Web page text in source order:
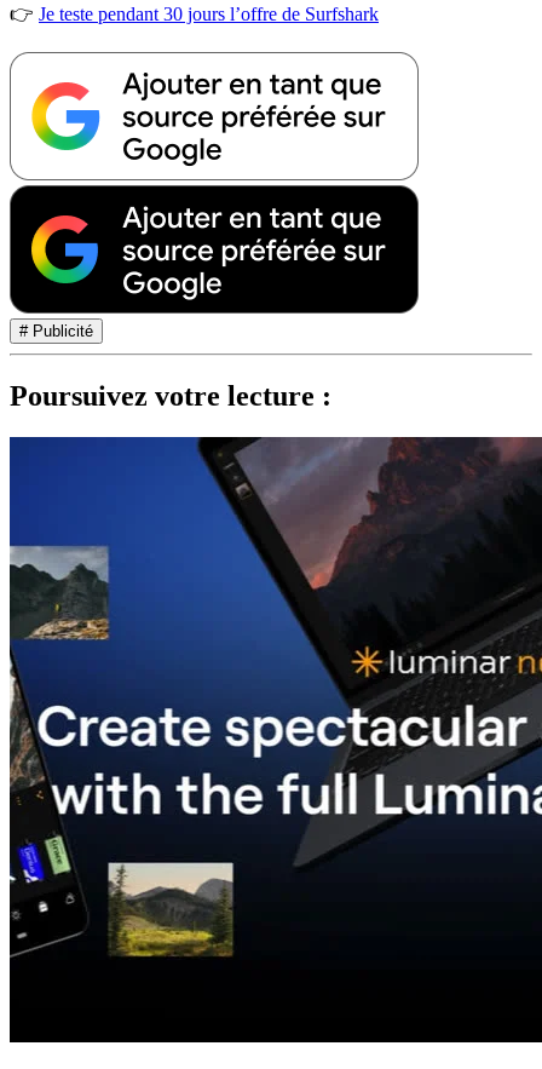
👉 Je teste pendant 30 jours l’offre de Surfshark
# Publicité
Poursuivez votre lecture :